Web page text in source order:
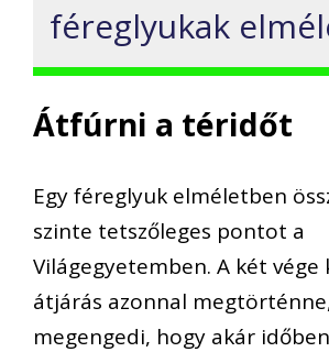
féreglyukak
Átfúrni a téridőt
Egy féreglyuk elméletben
szinte tetszőleges pontot a
Világegyetemben. A két
átjárás azonnal
megengedi, hogy akár